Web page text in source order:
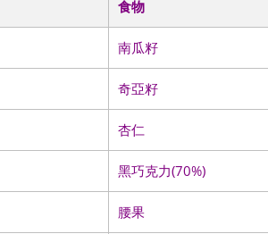
食物
南瓜籽
奇亞籽
杏仁
黑巧克力(70%)
腰果